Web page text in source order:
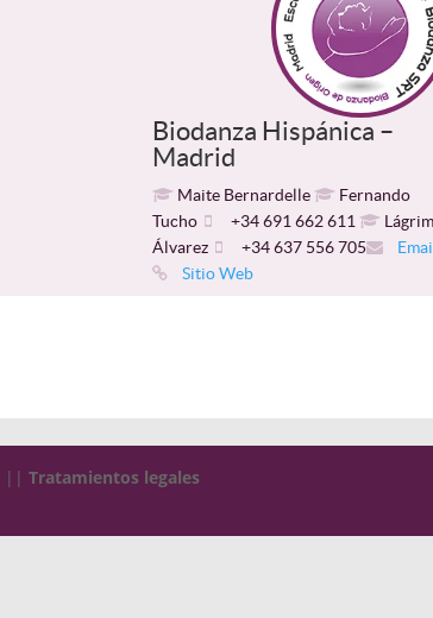
Biodanza Hispánica –
Madrid
Maite Bernardelle
Fernando
Tucho
+34 691 662 611
Álvarez
+34 637 556 705
Sitio Web
||Tratamientos legales